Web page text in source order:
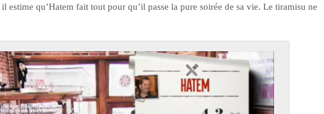
estime qu’Hatem fait tout pour qu’il passe la pure soirée de sa vie. Le tiramisu ne